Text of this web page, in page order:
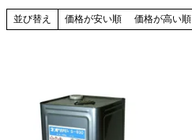
並び替え 価格が安い順 価格が高い順